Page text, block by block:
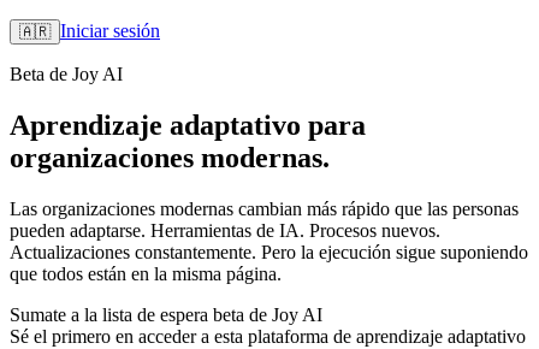
🇦🇷 Iniciar sesión
Beta de Joy AI
Aprendizaje adaptativo para
organizaciones modernas.
Las organizaciones modernas cambian más rápido que las personas
pueden adaptarse. Herramientas de IA. Procesos nuevos.
Actualizaciones constantemente. Pero la ejecución sigue suponiendo
que todos están en la misma página.
Sumate a la lista de espera beta de Joy AI
Sé el primero en acceder a esta plataforma de aprendizaje adaptativo